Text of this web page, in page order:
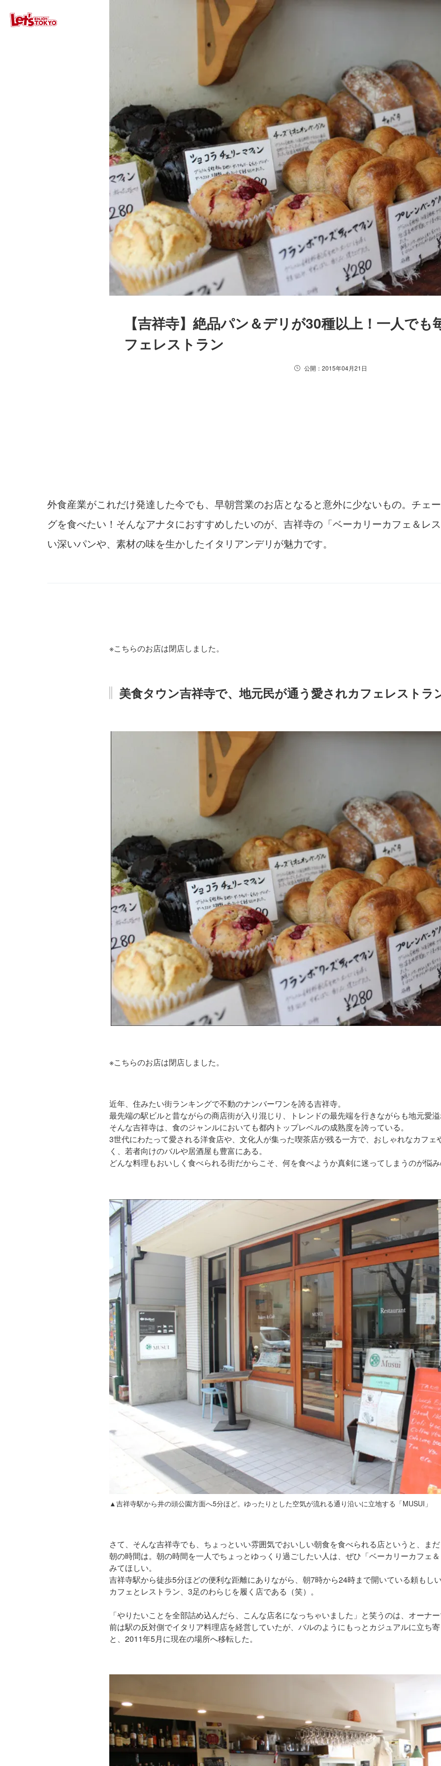
【吉祥寺】絶品パン＆デリが30種以上！一人で
フェレストラン
公開：2015年04月21日
外食産業がこれだけ発達した今でも、早朝営業のお店となると意外に少ないもの。チェ
グを食べたい！そんなアナタにおすすめしたいのが、吉祥寺の「ベーカリーカフェ＆
い深いパンや、素材の味を生かしたイタリアンデリが魅力です。
※こちらのお店は閉店しました。
美食タウン吉祥寺で、地元民が通う愛されカフェレストラ
※こちらのお店は閉店しました。
近年、住みたい街ランキングで不動のナンバーワンを誇る吉祥寺。
最先端の駅ビルと昔ながらの商店街が入り混じり、トレンドの最先端を行きながらも地元愛
そんな吉祥寺は、食のジャンルにおいても都内トップレベルの成熟度を誇っている。
3世代にわたって愛される洋食店や、文化人が集った喫茶店が残る一方で、おしゃれなカフェ
く、若者向けのバルや居酒屋も豊富にある。
どんな料理もおいしく食べられる街だからこそ、何を食べようか真剣に迷ってしまうのが悩
▲吉祥寺駅から井の頭公園方面へ5分ほど。ゆったりとした空気が流れる通り沿いに立地する「MUSUI」
さて、そんな吉祥寺でも、ちょっといい雰囲気でおいしい朝食を食べられる店というと、ま
朝の時間は。朝の時間を一人でちょっとゆっくり過ごしたい人は、ぜひ「ベーカリーカフ
みてほしい。
吉祥寺駅から徒歩5分ほどの便利な距離にありながら、朝7時から24時まで開いている頼もし
カフェとレストラン、3足のわらじを履く店である（笑）。
「やりたいことを全部詰め込んだら、こんな店名になっちゃいました」と笑うのは、オーナ
前は駅の反対側でイタリア料理店を経営していたが、バルのようにもっとカジュアルに立ち
と、2011年5月に現在の場所へ移転した。